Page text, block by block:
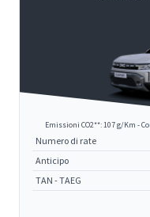
Emissioni CO2**: 107 g/Km -
Numero di rate
Anticipo
TAN - TAEG